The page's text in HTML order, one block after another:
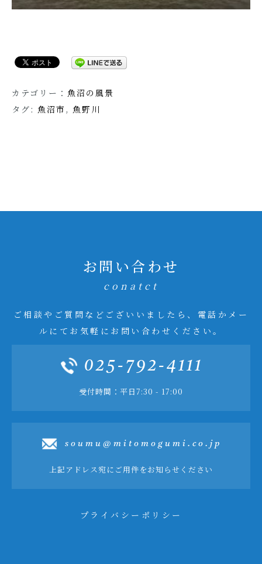
カテゴリー： 魚沼の風景
タグ: 魚沼市 , 魚野川
お問い合わせ
conatct
ご相談やご質問などございいましたら、電話かメー
ルにてお気軽にお問い合わせください。
025-792-4111
受付時間：平日7:30 - 17:00
soumu@mitomogumi.co.jp
上記アドレス宛にご用件をお知らせください
プライバシーポリシー